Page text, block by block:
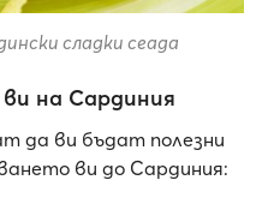
сладки сеада
на Сардиния
да ви бъдат полезни
ви до Сардиния: